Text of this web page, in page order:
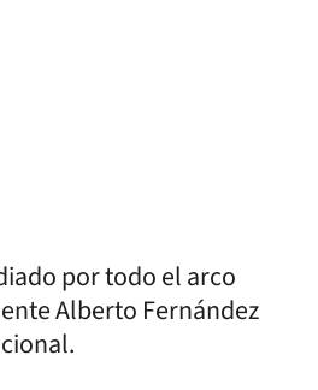
por todo el arco
Alberto Fernández